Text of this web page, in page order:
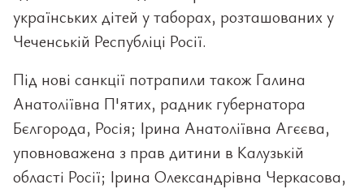
українських дітей у таборах, розташованих у
Чеченській Республіці Росії.
Під нові санкції потрапили також Галина
Анатоліївна П'ятих, радник губернатора
Бєлгорода, Росія; Ірина Анатоліївна Агєєва,
уповноважена з прав дитини в Калузькій
області Росії; Ірина Олександрівна Черкасова,